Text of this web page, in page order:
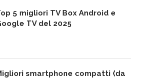
5 migliori TV Box Android e
TV del 2025
smartphone compatti (da